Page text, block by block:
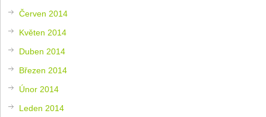
Červen 2014
Květen 2014
Duben 2014
Březen 2014
Únor 2014
Leden 2014